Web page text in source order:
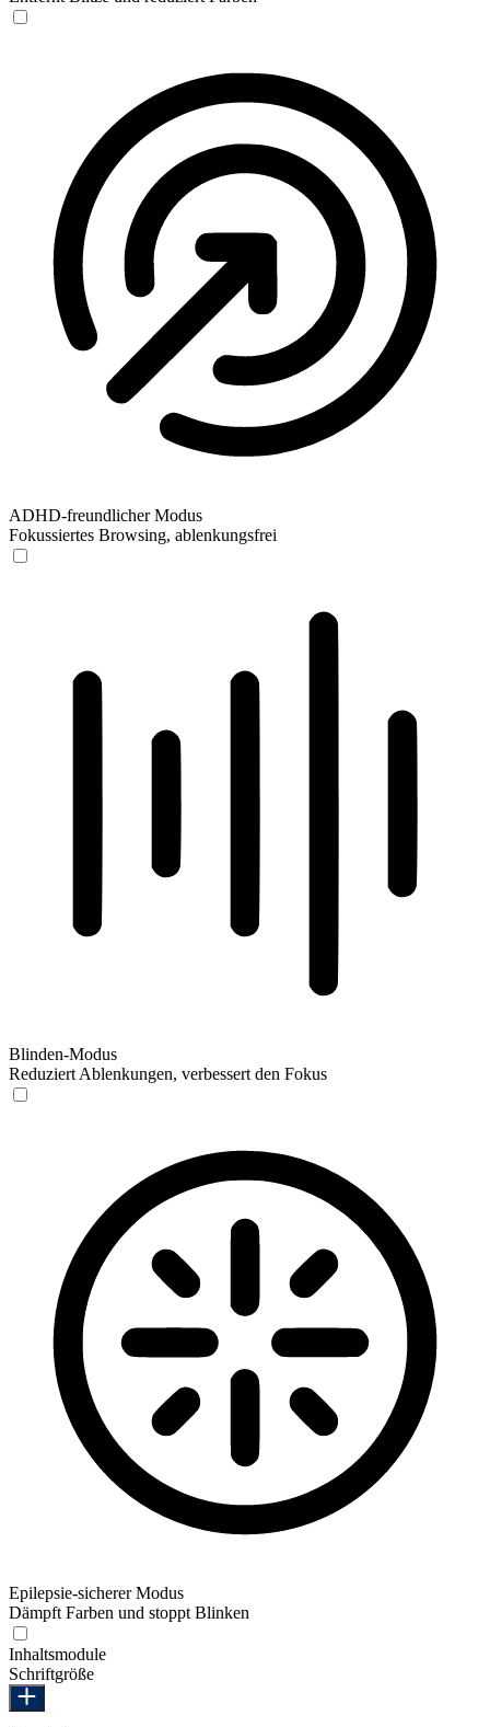
ADHD-freundlicher Modus
Fokussiertes Browsing, ablenkungsfrei
Blinden-Modus
Reduziert Ablenkungen, verbessert den Fokus
Epilepsie-sicherer Modus
Dämpft Farben und stoppt Blinken
Inhaltsmodule
Schriftgröße